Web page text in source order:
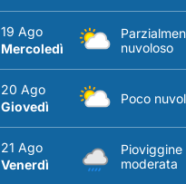
19 Ago
Mercoledì
nuvoloso
20 Ago
Giovedì
Poco
21 Ago
Venerdì
Pioviggine
moderata